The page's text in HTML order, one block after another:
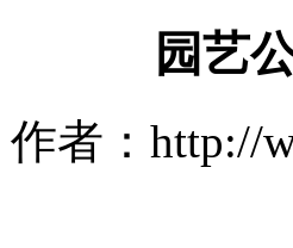
园艺
作者：http://